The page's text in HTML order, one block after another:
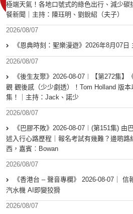
極端天氣！各地口號式的綠色出行、減少碳
餐新聞｜主持：陳珏明、劉銳紹（夫子）
2026/08/07
《恩典時刻：聖樂漫遊》2026年8月07日
2026/08/07
《後生友聚》2026-08-07︱【第272集】
觀 觀後感（少少劇透）！Tom Holland 版
集！｜主持：Jack、諾少
2026/08/07
《巴膠不敗》2026-08-07︱(第151集) 由
述入行心路歷程｜報名考試有幾難？邊啲路
西，嘉賓︰Bowan
2026/08/07
《香港台 – 聲音專欄》 2026-08-07｜
汽水機 AI即變狡猾
2026/08/07